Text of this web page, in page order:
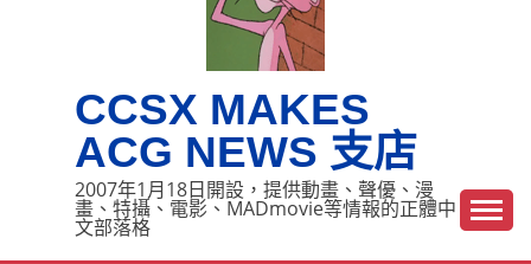
CCSX MAKES
ACG NEWS 支店
2007年1月18日開設，提供動畫、聲優、漫
畫、特攝、電影、MADmovie等情報的正體中
文部落格